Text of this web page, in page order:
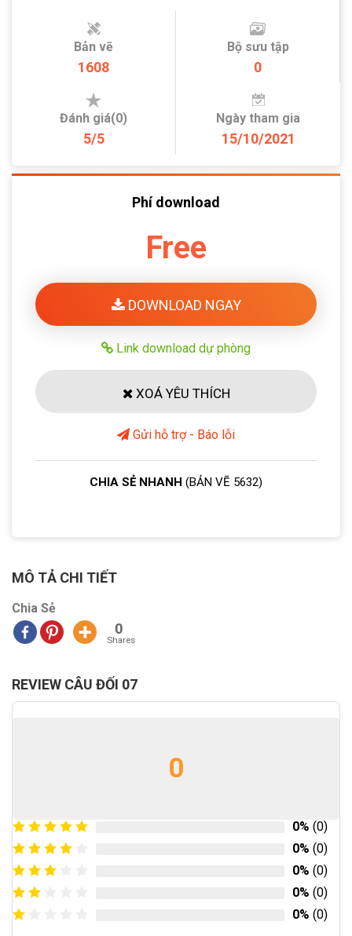
Bản vẽ
1608
Bộ sưu tập
0
Đánh giá(0)
5/5
Ngày tham gia
15/10/2021
Phí download
Free
DOWNLOAD NGAY
Link download dự phòng
XOÁ YÊU THÍCH
Gửi hỗ trợ - Báo lỗi
CHIA SẺ NHANH (BẢN VẼ 5632)
MÔ TẢ CHI TIẾT
Chia Sẻ
0
Shares
REVIEW CÂU ĐỐI 07
0
0% (0)
0% (0)
0% (0)
0% (0)
0% (0)